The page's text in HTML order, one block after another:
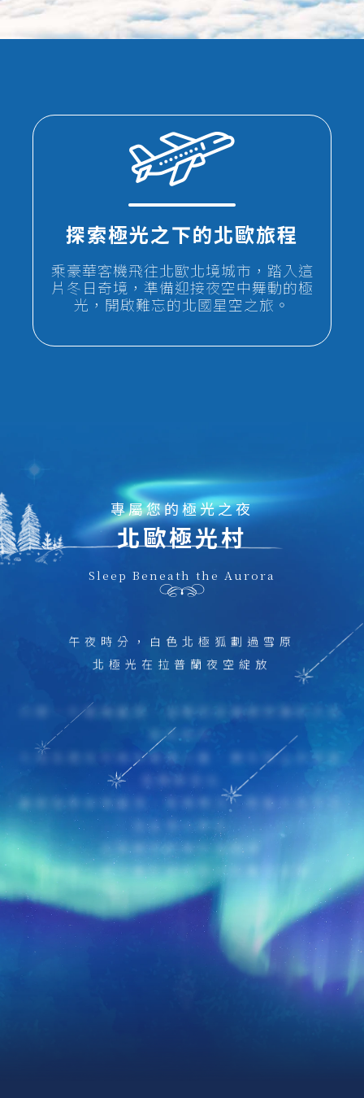
探索極光之下的北歐旅程
乘豪華客機飛往北歐北境城市，踏入這
片冬日奇境，準備迎接夜空中舞動的極
光，開啟難忘的北國星空之旅。
專屬您的極光之夜
北歐極光村
Sleep Beneath the Aurora
午夜時分，白色北極狐劃過雪原
北極光在拉普蘭夜空綻放
只隔一片玻璃屋頂，溫暖的床鋪與燃燒的天空
近在咫尺
入住北極光村極光玻璃小屋，躺在床上仰望星
空與歐若拉
雷射加熱玻璃屋頂，無懼寒冷，將整片北方天
空呈現在眼前
在質樸而舒適的空間裡
迎接一個只屬於極光與你的難忘夜晚